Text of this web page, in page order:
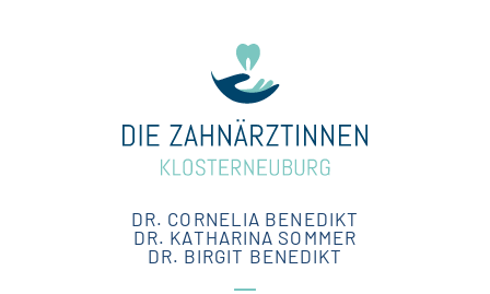
DR. CORNELIA BENEDIKT
DR. KATHARINA SOMMER
DR. BIRGIT BENEDIKT